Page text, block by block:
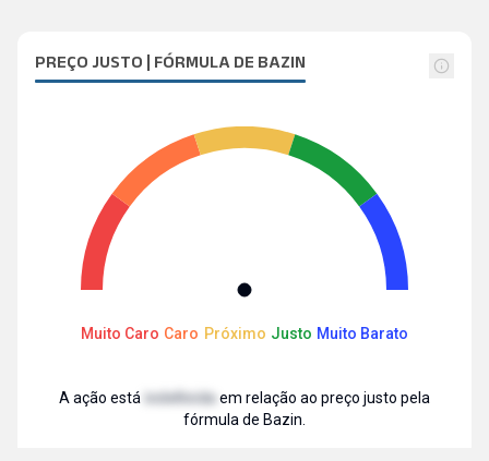
PREÇO JUSTO | FÓRMULA DE BAZIN
Muito Caro Caro Próximo Justo Muito Barato
A ação está indefinida em relação ao preço justo pela
fórmula de Bazin.